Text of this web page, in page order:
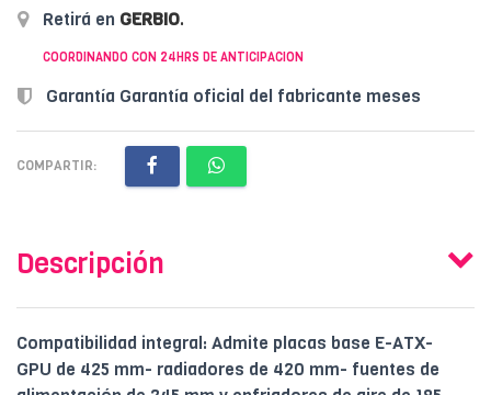
Retirá en GERBIO.
COORDINANDO CON 24HRS DE ANTICIPACION
Garantía Garantía oficial del fabricante meses
COMPARTIR:
Descripción
Compatibilidad integral: Admite placas base E-ATX-
GPU de 425 mm- radiadores de 420 mm- fuentes de